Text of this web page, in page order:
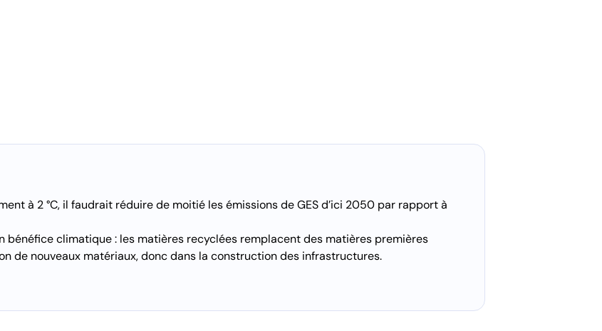
à 2 °C, il faudrait réduire de moitié les émissions de GES d’ici 2050 par rapport à
bénéfice climatique : les matières recyclées remplacent des matières premières
de nouveaux matériaux, donc dans la construction des infrastructures.